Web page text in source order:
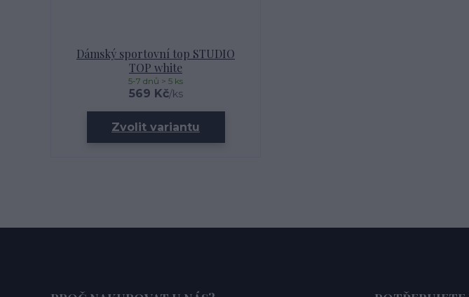
Dámský sportovní top STUDIO
TOP white
569 Kč/ks
5-7 dnů > 5 ks
Zvolit variantu